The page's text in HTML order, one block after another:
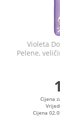
Violeta
Pelene,
Cijena
Cijena